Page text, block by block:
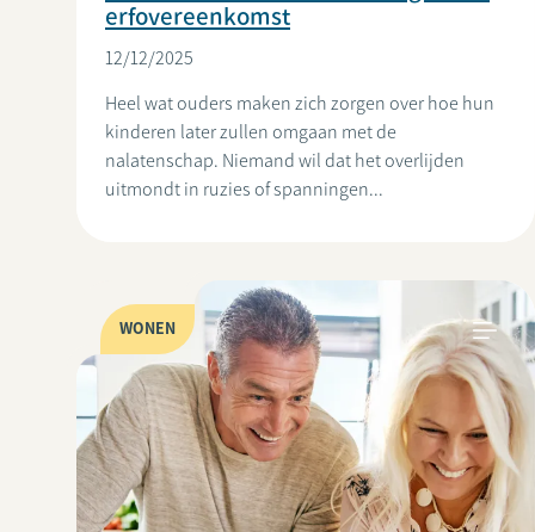
erfovereenkomst
12/12/2025
Heel wat ouders maken zich zorgen over hoe hun
kinderen later zullen omgaan met de
nalatenschap. Niemand wil dat het overlijden
uitmondt in ruzies of spanningen...
WONEN